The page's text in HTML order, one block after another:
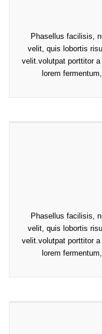
Phasellus facilisis,
velit, quis lobortis
velit.volutpat porttitor
lorem
Phasellus facilisis,
velit, quis lobortis
velit.volutpat porttitor
lorem